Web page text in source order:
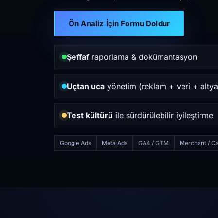
Ön Analiz İçin Formu Doldur
Şeffafraporlama & dokümantasyon
Uçtan uca yönetim (reklam + veri +
Test kültürü ile sürdürülebilir iyileştirme
Google Ads Meta Ads GA4 / GTM Merchant /